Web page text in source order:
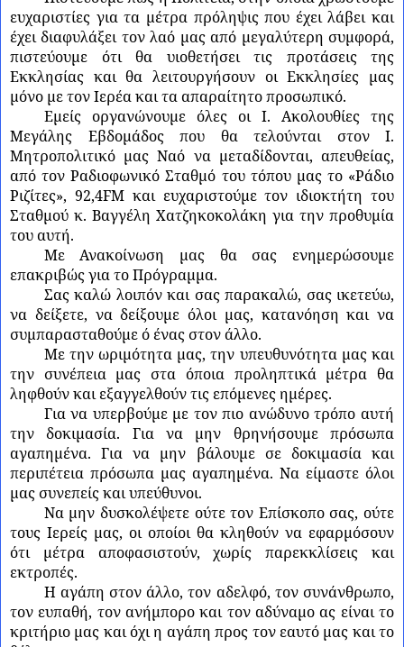
ευχαριστίες για τα μέτρα πρόληψις που έχει λάβει και
έχει διαφυλάξει τον λαό μας από μεγαλύτερη συμφορά,
πιστεύουμε ότι θα υιοθετήσει τις προτάσεις της
Εκκλησίας και θα λειτουργήσουν οι Εκκλησίες μας
μόνο με τον Ιερέα και τα απαραίτητο προσωπικό.
Εμείς οργανώνουμε όλες οι Ι. Ακολουθίες της
Μεγάλης Εβδομάδος που θα τελούνται στον Ι.
Μητροπολιτικό μας Ναό να μεταδίδονται, απευθείας,
από τον Ραδιοφωνικό Σταθμό του τόπου μας το «Ράδιο
Ριζίτες», 92,4FM και ευχαριστούμε τον ιδιοκτήτη του
Σταθμού κ. Βαγγέλη Χατζηκοκολάκη για την προθυμία
του αυτή.
Με Ανακοίνωση μας θα σας ενημερώσουμε
επακριβώς για το Πρόγραμμα.
Σας καλώ λοιπόν και σας παρακαλώ, σας ικετεύω,
να δείξετε, να δείξουμε όλοι μας, κατανόηση και να
συμπαρασταθούμε ό ένας στον άλλο.
Με την ωριμότητα μας, την υπευθυνότητα μας και
την συνέπεια μας στα όποια προληπτικά μέτρα θα
ληφθούν και εξαγγελθούν τις επόμενες ημέρες.
Για να υπερβούμε με τον πιο ανώδυνο τρόπο αυτή
την δοκιμασία. Για να μην θρηνήσουμε πρόσωπα
αγαπημένα. Για να μην βάλουμε σε δοκιμασία και
περιπέτεια πρόσωπα μας αγαπημένα. Να είμαστε όλοι
μας συνεπείς και υπεύθυνοι.
Να μην δυσκολέψετε ούτε τον Επίσκοπο σας, ούτε
τους Ιερείς μας, οι οποίοι θα κληθούν να εφαρμόσουν
ότι μέτρα αποφασιστούν, χωρίς παρεκκλίσεις και
εκτροπές.
Η αγάπη στον άλλο, τον αδελφό, τον συνάνθρωπο,
τον ευπαθή, τον ανήμπορο και τον αδύναμο ας είναι το
κριτήριο μας και όχι η αγάπη προς τον εαυτό μας και το